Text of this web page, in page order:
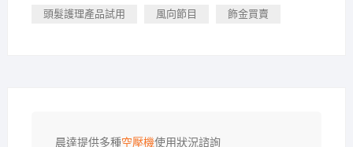
頭髮護理產品試用 風向節目 飾金買賣
晨達提供多種空壓機使用狀況諮詢